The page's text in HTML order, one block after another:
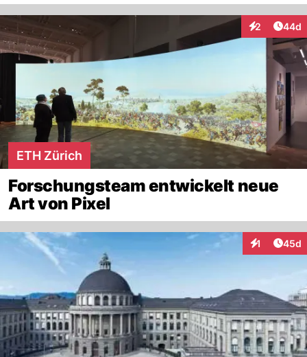
2
Interaktionen
44d
ETH Zürich
Forschungsteam entwickelt neue
Art von Pixel
1
Interaktionen
45d